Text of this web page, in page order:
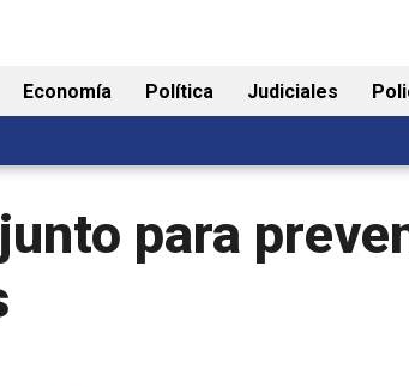
Economía Política Judiciales
para